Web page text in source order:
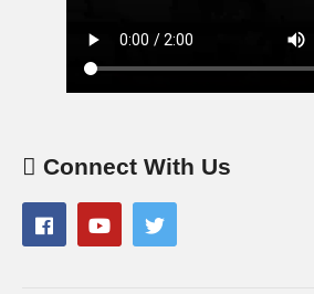
Connect With Us